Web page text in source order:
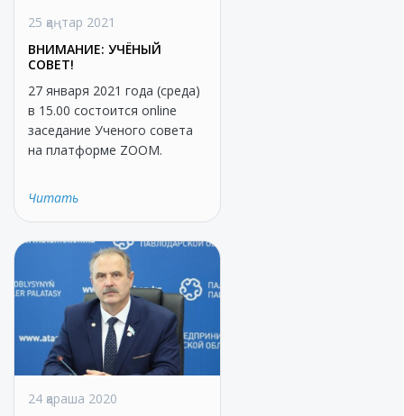
25 қаңтар 2021
ВНИМАНИЕ: УЧЁНЫЙ
СОВЕТ!
27 января 2021 года (среда)
в 15.00 состоится online
заседание Ученого совета
на платформе ZOOM.
Читать
24 қараша 2020